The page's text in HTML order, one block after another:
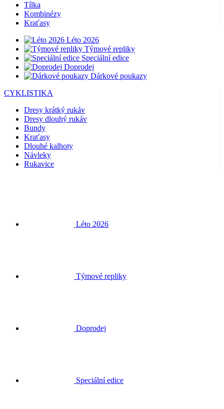
Tílka
Kombinézy
Kraťasy
Léto 2026
Týmové repliky
Speciální edice
Doprodej
Dárkové poukazy
CYKLISTIKA
Dresy krátký rukáv
Dresy dlouhý rukáv
Bundy
Kraťasy
Dlouhé kalhoty
Návleky
Rukavice